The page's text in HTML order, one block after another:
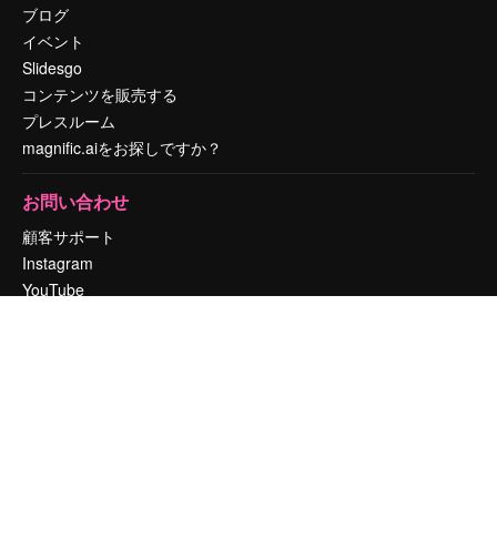
ブログ
イベント
Slidesgo
コンテンツを販売する
プレスルーム
magnific.aiをお探しですか？
お問い合わせ
顧客サポート
Instagram
YouTube